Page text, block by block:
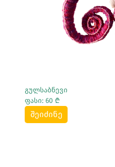
გულსაბნევი
ფასი: 60 ₾
შეიძინე